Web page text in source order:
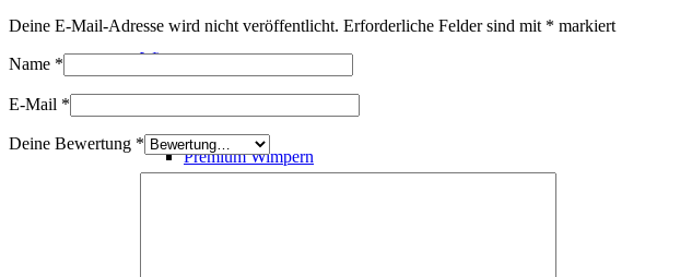
Wimpern
Premium Wimpern
Deine E-Mail-Adresse wird nicht veröffentlicht. Erforderliche Felder sind mit * markiert
Name *
E-Mail *
Deine Bewertung *